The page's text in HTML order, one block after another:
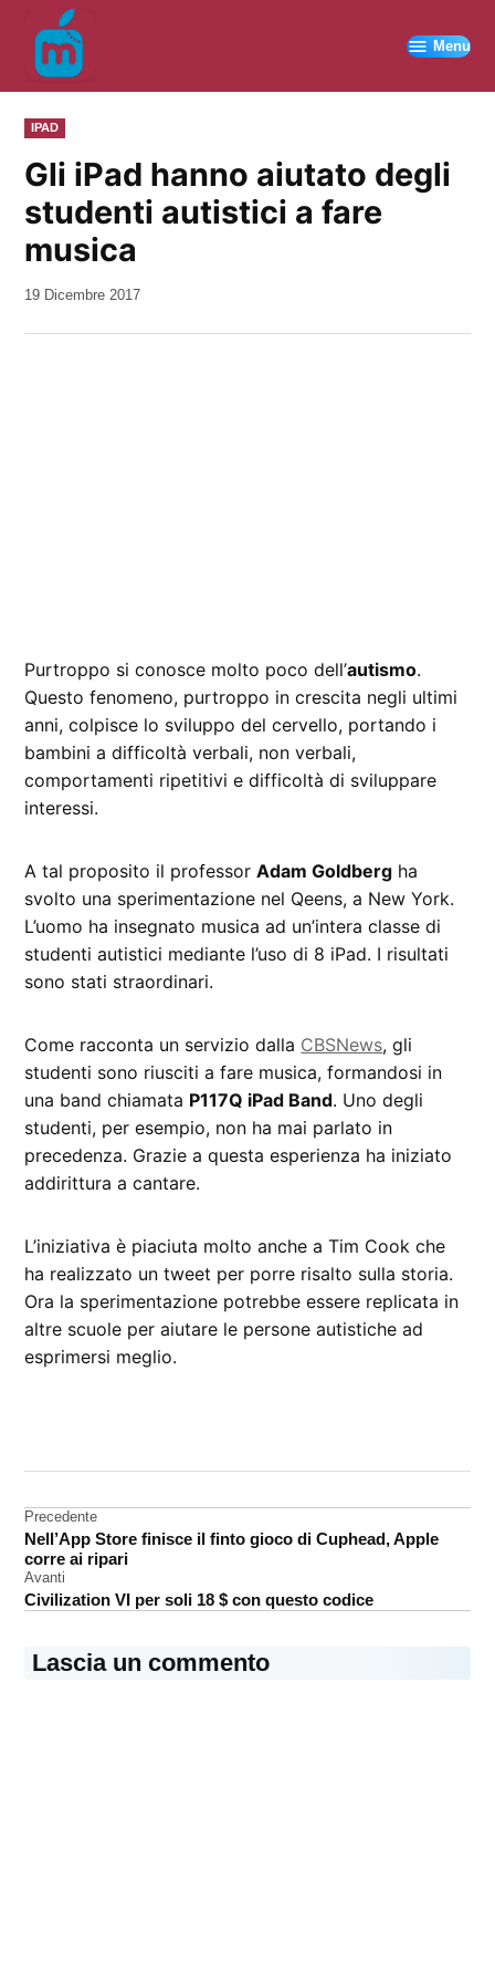
contenuto
Menu
PUBBLICATO
IN
IPAD
Gli iPad hanno aiutato degli
studenti autistici a fare
musica
da
19 Dicembre 2017
Purtroppo si conosce molto poco dell’autismo.
Questo fenomeno, purtroppo in crescita negli ultimi
anni, colpisce lo sviluppo del cervello, portando i
bambini a difficoltà verbali, non verbali,
comportamenti ripetitivi e difficoltà di sviluppare
interessi.
A tal proposito il professorAdam Goldberg ha
svolto una sperimentazione nel Qeens, a New York.
L’uomo ha insegnato musica ad un’intera classe di
studenti autistici mediante l’uso di 8 iPad. I risultati
sono stati straordinari.
Come racconta un servizio dalla CBSNews, gli
studenti sono riusciti a fare musica, formandosi in
una band chiamata P117Q iPad Band. Uno degli
studenti, per esempio, non ha mai parlato in
precedenza. Grazie a questa esperienza ha iniziato
addirittura a cantare.
L’iniziativa è piaciuta molto anche a Tim Cook che
ha realizzato un tweet per porre risalto sulla storia.
Ora la sperimentazione potrebbe essere replicata in
altre scuole per aiutare le persone autistiche ad
esprimersi meglio.
studenti
Navigazione
articoli
Precedente
Nell’App Store finisce il finto gioco di Cuphead, Apple
corre ai ripari
Avanti
Civilization VI per soli 18 $ con questo codice
Lascia un commento